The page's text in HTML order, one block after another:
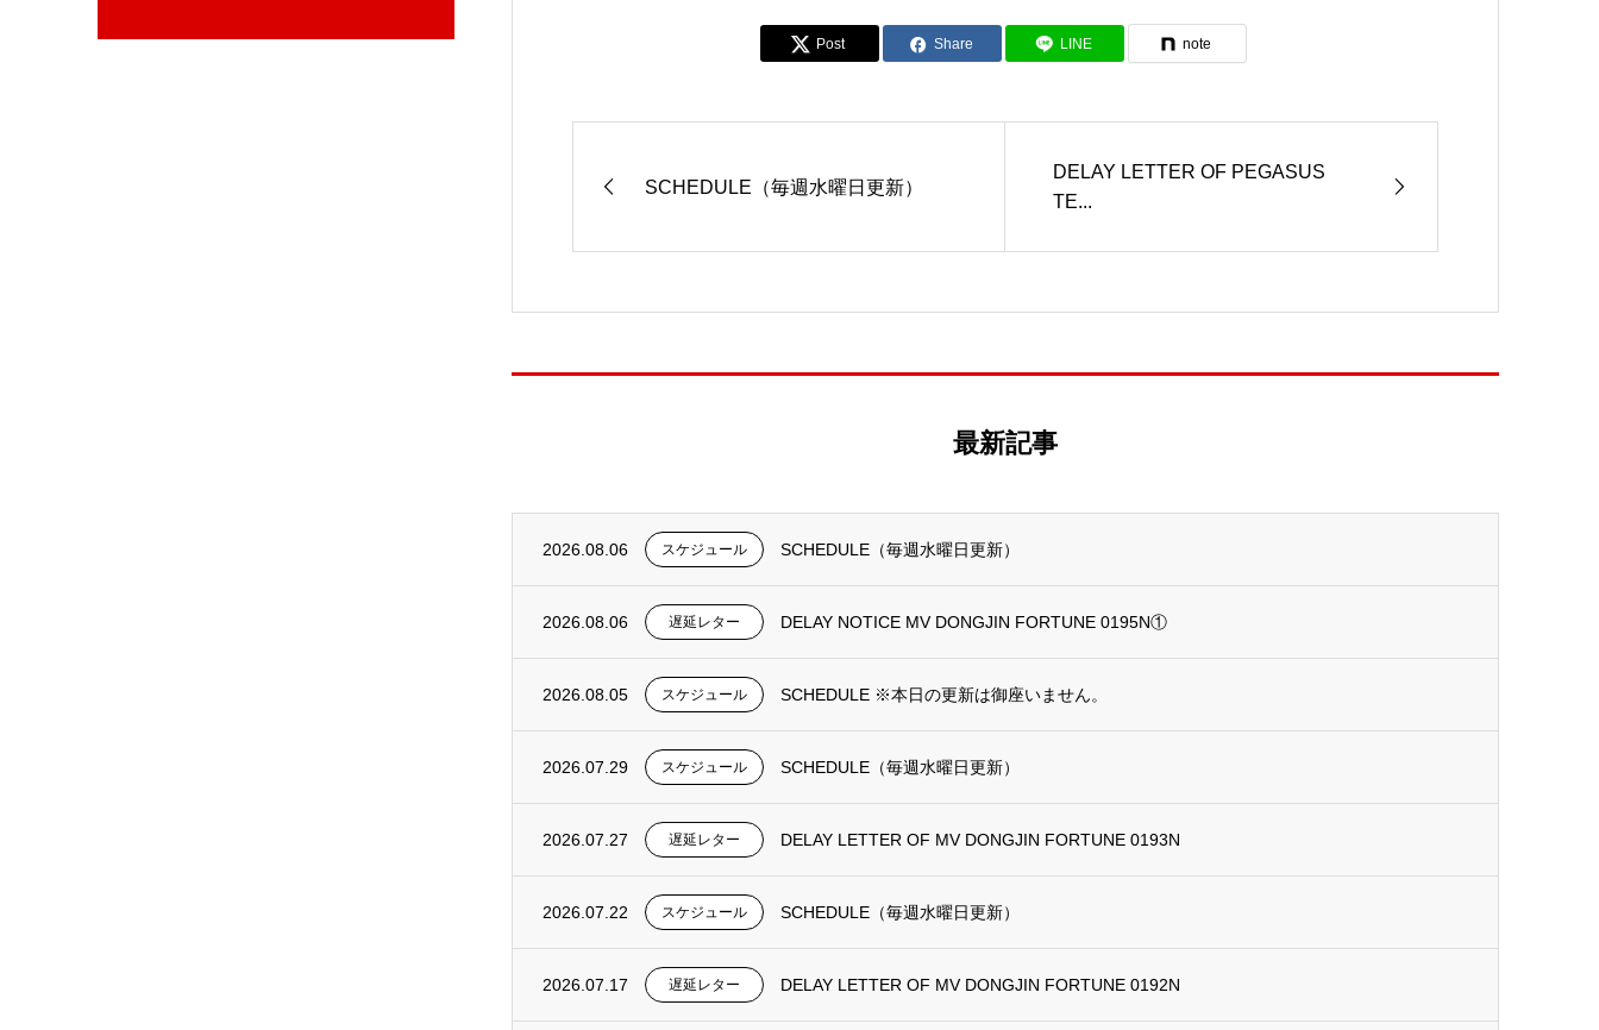
Post Share LINE note
SCHEDULE（毎週水曜日更新）
DELAY LETTER OF PEGASUS
TE...
最新記事
2026.08.06 スケジュール SCHEDULE（毎週水曜日更新）
2026.08.06 遅延レター DELAY NOTICE MV DONGJIN FORTUNE 0195N①
2026.08.05 スケジュール SCHEDULE ※本日の更新は御座いません。
2026.07.29 スケジュール SCHEDULE（毎週水曜日更新）
2026.07.27 遅延レター DELAY LETTER OF MV DONGJIN FORTUNE 0193N
2026.07.22 スケジュール SCHEDULE（毎週水曜日更新）
2026.07.17 遅延レター DELAY LETTER OF MV DONGJIN FORTUNE 0192N